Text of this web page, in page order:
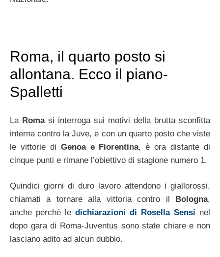
Roma, il quarto posto si
allontana. Ecco il piano-
Spalletti
La Romasi interroga sui motivi della brutta sconfitta
interna contro la Juve, e con un quarto posto che viste
le vittorie di Genoa e Fiorentina, è ora distante di
cinque punti e rimane l’obiettivo di stagione numero 1.
Quindici giorni di duro lavoro attendono i giallorossi,
chiamati a tornare alla vittoria contro il
Bologna,
anche perchè le dichiarazioni di Rosella Sensi nel
dopo gara di Roma-Juventus sono state chiare e non
lasciano adito ad alcun dubbio.